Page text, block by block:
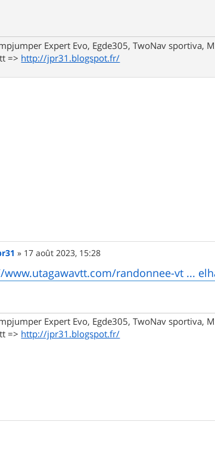
Expert Evo, Egde305, TwoNav sportiva,
=> http://jpr31.blogspot.fr/
» 17 août 2023, 15:28
randonnee-vt ...
Expert Evo, Egde305, TwoNav sportiva,
=> http://jpr31.blogspot.fr/